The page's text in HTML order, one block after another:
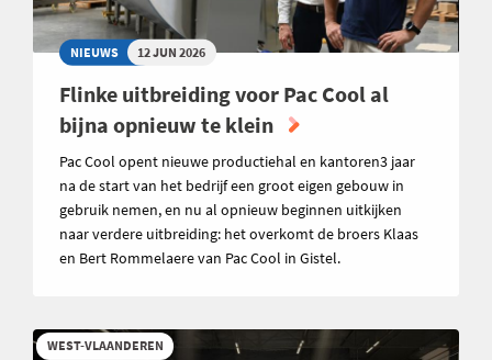
NIEUWS 12 JUN 2026
Flinke uitbreiding voor Pac Cool al
bijna opnieuw te klein
Pac Cool opent nieuwe productiehal en kantoren3 jaar
na de start van het bedrijf een groot eigen gebouw in
gebruik nemen, en nu al opnieuw beginnen uitkijken
naar verdere uitbreiding: het overkomt de broers Klaas
en Bert Rommelaere van Pac Cool in Gistel.
WEST-VLAANDEREN